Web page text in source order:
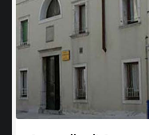
Edificio in muratura di
dall'accorpamento di
cortili interni
La costruzione a tre
all'angolo tra due vie